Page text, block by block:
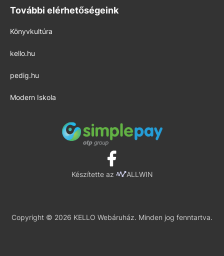
További elérhetőségeink
Könyvkultúra
kello.hu
pedig.hu
Modern Iskola
Készítette az ALLWIN
Copyright © 2026 KELLO Webáruház. Minden jog fenntartva.